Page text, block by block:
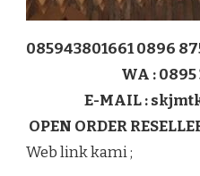
085943801661 0896
WA : 0895
E-MAIL :
OPEN ORDER
Web link kami ;